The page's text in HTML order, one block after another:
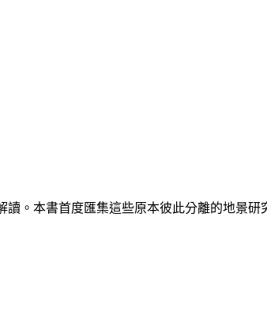
。本書首度匯集這些原本彼此分離的地景研